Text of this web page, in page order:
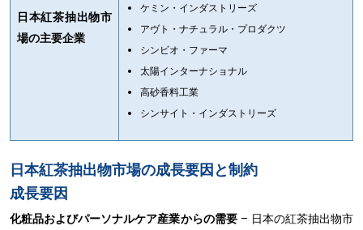
日本紅茶抽出物市
場の主要企業
ケミン・インダストリーズ
アヴト・ナチュラル・プロダクツ
シンビオ・ファーマ
太陽インターナショナル
高砂香料工業
シンサイト・インダストリーズ
日本紅茶抽出物市場の成長要因と制約
成長要因
化粧品およびパーソナルケア産業からの需要– 日本の紅茶抽出物市